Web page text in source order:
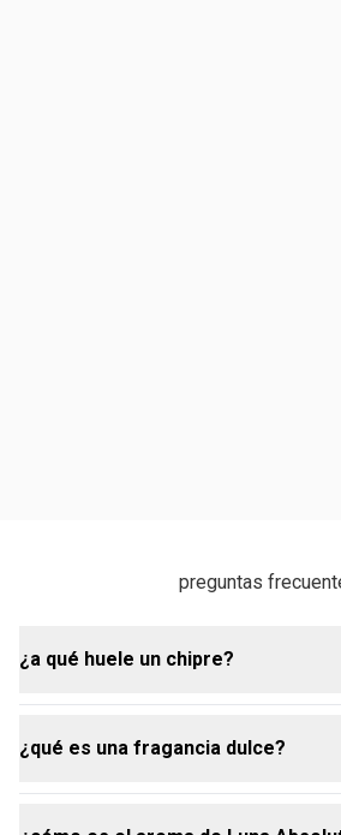
preguntas
¿a qué huele un chipre?
una fragancia chipre se caracteriza
¿qué es una fragancia dulce?